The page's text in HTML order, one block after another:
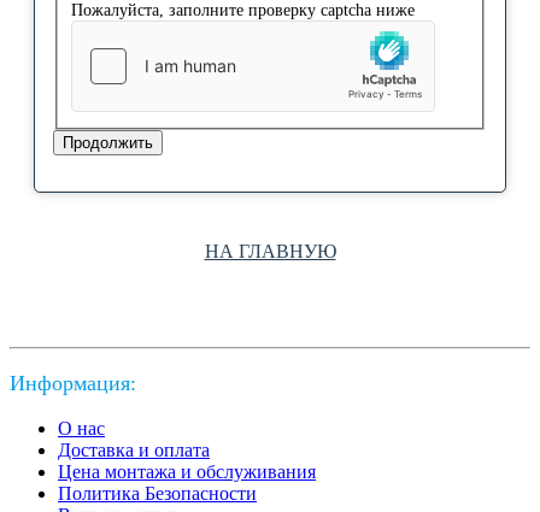
Пожалуйста, заполните проверку captcha ниже
Продолжить
НА ГЛАВНУЮ
Информация:
О нас
Доставка и оплата
Цена монтажа и обслуживания
Политика Безопасности